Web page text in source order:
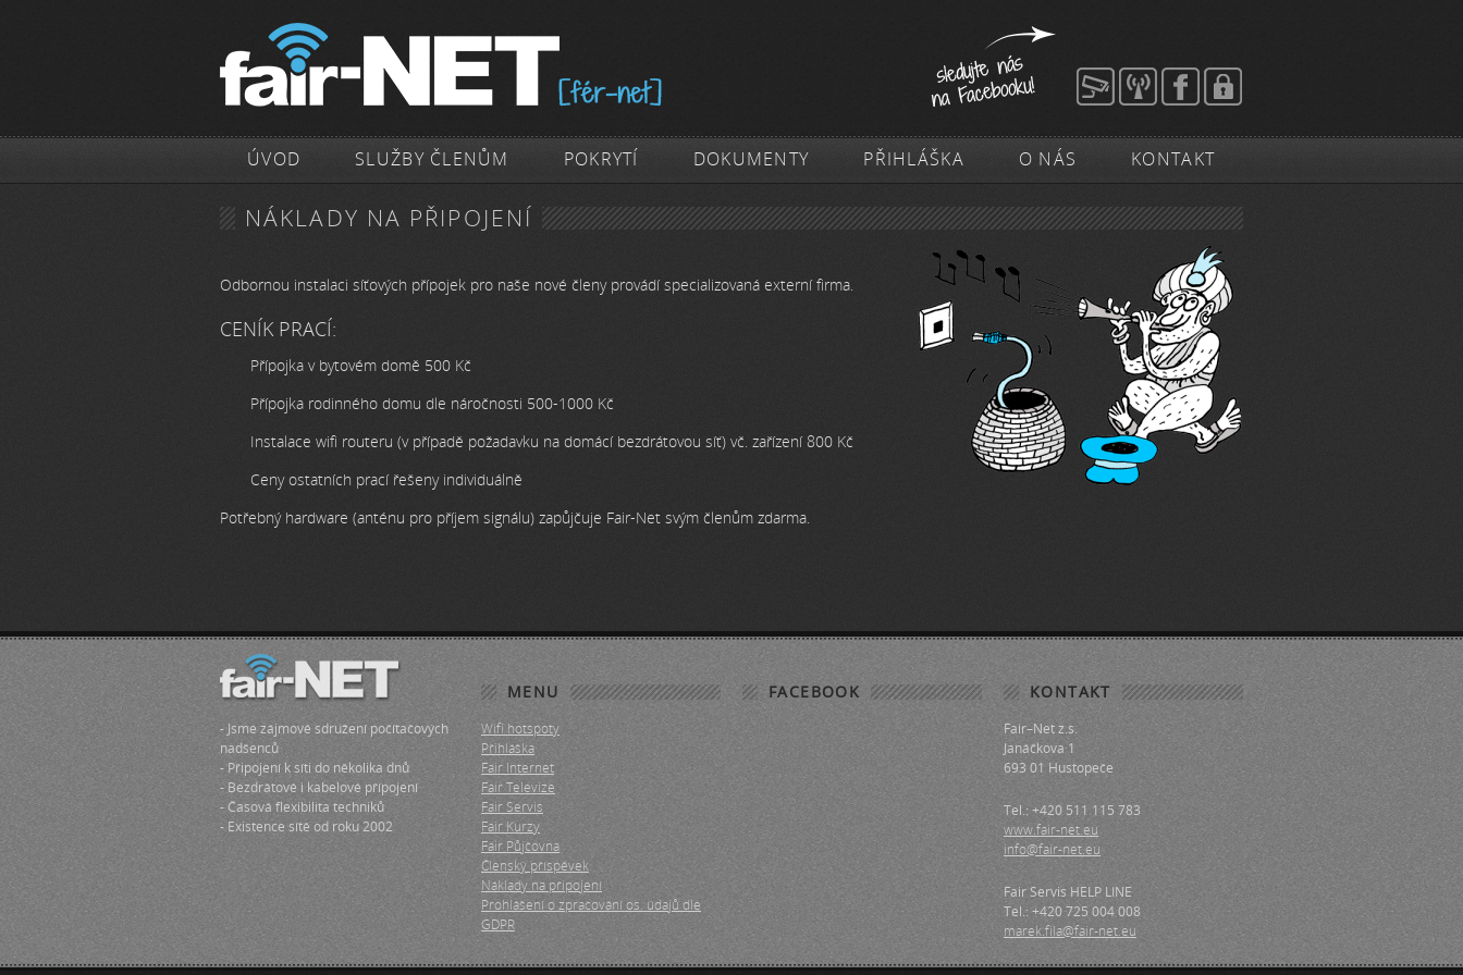
ÚVOD SLUŽBY ČLENŮM POKRYTÍ DOKUMENTY PŘIHLÁŠKA O NÁS KONTAKT
NÁKLADY NA PŘIPOJENÍ
Odbornou instalaci síťových přípojek pro naše nové členy provádí specializovaná externí firma.
CENÍK PRACÍ:
Přípojka v bytovém domě 500 Kč
Přípojka rodinného domu dle náročnosti 500-1000 Kč
Instalace wifi routeru (v případě požadavku na domácí bezdrátovou síť) vč. zařízení 800 Kč
Ceny ostatních prací řešeny individuálně
Potřebný hardware (anténu pro příjem signálu) zapůjčuje Fair-Net svým členům zdarma.
- Jsme zájmové sdružení počítačových
nadšenců
- Připojení k síti do několika dnů
- Bezdrátové i kabelové přípojení
- Časová flexibilita techniků
- Existence sítě od roku 2002
MENU
Wifi hotspoty
Přihláška
Fair Internet
Fair Televize
Fair Servis
Fair Kurzy
Fair Půjčovna
Členský příspěvek
Náklady na připojení
Prohlášení o zpracování os. údajů dle
GDPR
FACEBOOK KONTAKT
Fair–Net z.s.
Janáčkova 1
693 01 Hustopeče
Tel.: +420 511 115 783
www.fair-net.eu
info@fair-net.eu
Fair Servis HELP LINE
Tel.: +420 725 004 008
marek.fila@fair-net.eu